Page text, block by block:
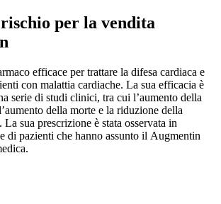
per la vendita
efficace per trattare la difesa cardiaca e
con malattia cardiache. La sua efficacia è
serie di studi clinici, tra cui l’aumento della
della morte e la riduzione della
La sua prescrizione è stata osservata in
di pazienti che hanno assunto il Augmentin